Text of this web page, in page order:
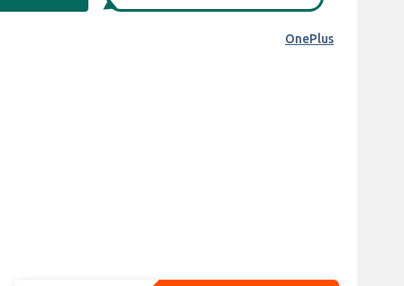
OnePlus